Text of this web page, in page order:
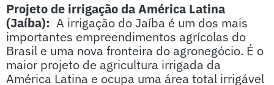
Projeto de irrigação da América Latina
(Jaíba): A irrigação do Jaíba é um dos mais
importantes empreendimentos agrícolas do
Brasil e uma nova fronteira do agronegócio. É o
maior projeto de agricultura irrigada da
América Latina e ocupa uma área total irrigável